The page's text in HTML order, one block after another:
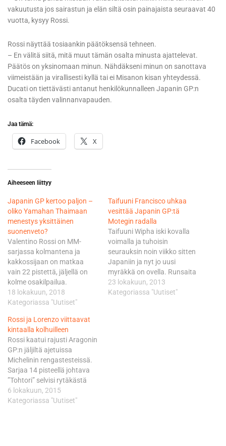
vakuutusta jos sairastun ja elän siltä osin painajaista seuraavat 40
vuotta, kysyy Rossi.
Rossi näyttää tosiaankin päätöksensä tehneen.
– En välitä siitä, mitä muut tämän osalta minusta ajattelevat.
Päätös on yksinomaan minun. Nähdäkseni minun on sanottava
viimeistään ja virallisesti kyllä tai ei Misanon kisan yhteydessä.
Ducati on tiettävästi antanut henkilökunnalleen Japanin GP:n
osalta täyden valinnanvapauden.
Jaa tämä:
Facebook X
Aiheeseen liittyy
Japanin GP kertoo paljon –
oliko Yamahan Thaimaan
menestys yksittäinen
suonenveto?
Valentino Rossi on MM-
sarjassa kolmantena ja
kakkossijaan on matkaa
vain 22 pistettä, jäljellä on
kolme osakilpailua.
Thaimassa Rossi jäi niukasti
ulos palkintopallilta, mutta
monesti erittäin hyvin; 2001
ja 2008 tuli voitto, kakkossija
2000, 2002, 2003, 2004,
2006, 2009 ja 2015,
kolmossija 2010 ja 2014.
”Thaimaan kilpailun…
18 lokakuun, 2018
Kategoriassa "Uutiset"
Taifuuni Francisco uhkaa
vesittää Japanin GP:tä
Motegin radalla
Taifuuni Wipha iski kovalla
voimalla ja tuhoisin
seurauksin noin viikko sitten
Japaniin ja nyt jo uusi
myräkkä on ovella. Runsaita
sateita mukanaan tuova
Francisco saavuttaisi Tokion
23 lokakuun, 2013
Kategoriassa "Uutiset"
Rossi ja Lorenzo viittaavat
kintaalla kolhuilleen
Rossi kaatui rajusti Aragonin
GP:n jäljiltä ajetuissa
Michelinin rengastesteissä.
Sarjaa 14 pisteellä johtava
”Tohtori” selvisi rytäkästä
onnekseen kipulääkkeillä. - Ei
sen suurempia
6 lokakuun, 2015
Kategoriassa "Uutiset"